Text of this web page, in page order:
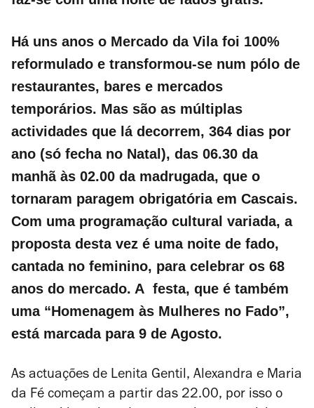
Há uns anos o Mercado da Vila foi 100%
reformulado e transformou-se num pólo de
restaurantes, bares e mercados
temporários. Mas são as múltiplas
actividades que lá decorrem, 364 dias por
ano (só fecha no Natal), das 06.30 da
manhã às 02.00 da madrugada, que o
tornaram paragem obrigatória em Cascais.
Com uma programação cultural variada, a
proposta desta vez é uma noite de fado,
cantada no feminino, para celebrar os 68
anos do mercado. A festa, que é também
uma “Homenagem às Mulheres no Fado”,
está marcada para 9 de Agosto.
As actuações de Lenita Gentil, Alexandra e Maria
da Fé começam a partir das 22.00, por isso o